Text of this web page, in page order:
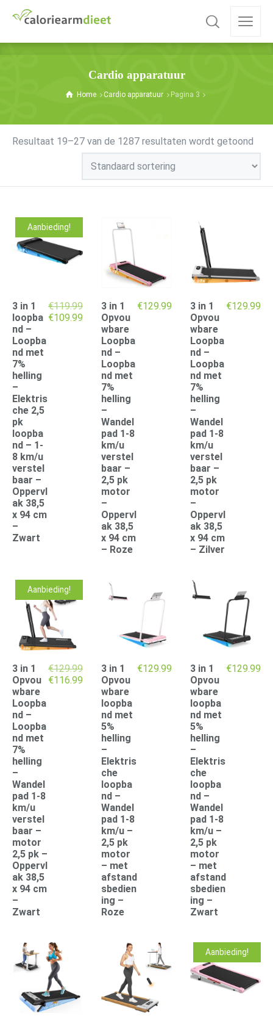
Cardio apparatuur
Home Cardio apparatuur Pagina 3
Resultaat 19–27 van de 1287 resultaten wordt getoond
Aanbieding!
3 in 1
loopba
nd –
Loopba
nd met
7%
helling
–
Elektris
che 2,5
pk
loopba
nd – 1-
8 km/u
verstel
baar –
Oppervl
ak 38,5
x 94 cm
–
Zwart
€119.99
Oorspronkelijke
€109.99Huidige
€109.99.
3 in 1
Opvou
wbare
Loopba
nd –
Loopba
nd met
7%
helling
–
Wandel
pad 1-8
km/u
verstel
baar –
2,5 pk
motor
–
Oppervl
ak 38,5
x 94 cm
– Roze
€129.99
3 in 1
Opvou
wbare
Loopba
nd –
Loopba
nd met
7%
helling
–
Wandel
pad 1-8
km/u
verstel
baar –
2,5 pk
motor
–
Oppervl
ak 38,5
x 94 cm
– Zilver
€129.99
Aanbieding!
3 in 1
Opvou
wbare
Loopba
nd –
Loopba
nd met
7%
helling
–
Wandel
pad 1-8
km/u
verstel
baar –
motor
2,5 pk –
Oppervl
ak 38,5
x 94 cm
–
Zwart
€129.99
Oorspronkelijke
€116.99Huidige
€116.99.
3 in 1
Opvou
wbare
loopba
nd met
5%
helling
–
Elektris
che
loopba
nd –
Wandel
pad 1-8
km/u –
2,5 pk
motor
– met
afstand
sbedien
ing –
Roze
€129.99
3 in 1
Opvou
wbare
loopba
nd met
5%
helling
–
Elektris
che
loopba
nd –
Wandel
pad 1-8
km/u –
2,5 pk
motor
– met
afstand
sbedien
ing –
Zwart
€129.99
Aanbieding!